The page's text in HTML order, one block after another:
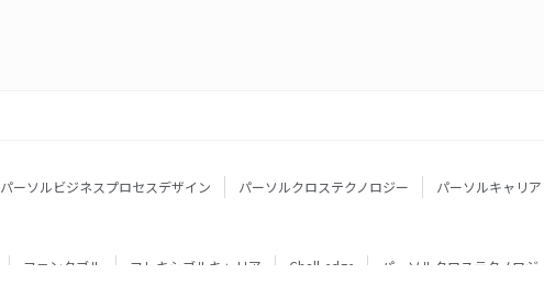
パーソルビジネスプロセスデザイン パーソルクロステクノロジー
パーソルキャリア
ファンタブル フレキシブルキャリア Chall-edge
パーソルクロステクノロジー